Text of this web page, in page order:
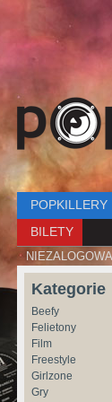
Menu główne
POPKILLERY
BILETY
Kategorie
Beefy
Felietony
Film
Freestyle
Girlzone
Gry